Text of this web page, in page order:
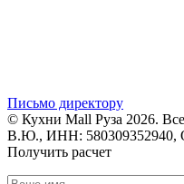
Письмо директору
© Кухни Mall Руза 2026.
В.Ю., ИНН: 580309352940,
Получить расчет